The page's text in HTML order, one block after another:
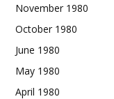
November 1980
October 1980
June 1980
May 1980
April 1980